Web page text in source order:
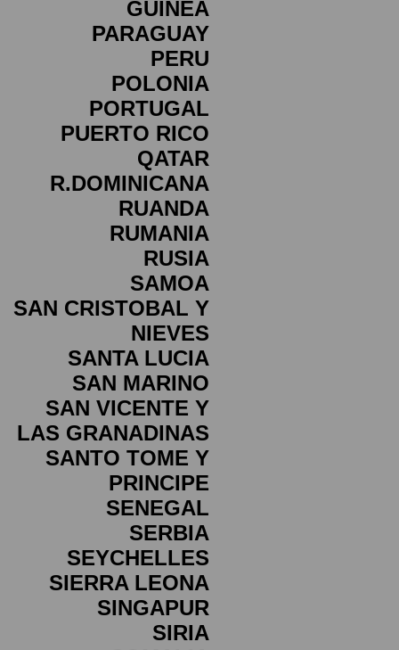
GUINEA
PARAGUAY
PERU
POLONIA
PORTUGAL
PUERTO RICO
QATAR
R.DOMINICANA
RUANDA
RUMANIA
RUSIA
SAMOA
SAN CRISTOBAL Y
NIEVES
SANTA LUCIA
SAN MARINO
SAN VICENTE Y
LAS GRANADINAS
SANTO TOME Y
PRINCIPE
SENEGAL
SERBIA
SEYCHELLES
SIERRA LEONA
SINGAPUR
SIRIA